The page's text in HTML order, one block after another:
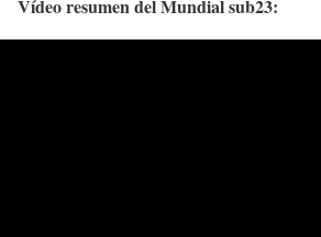
Vídeo resumen del Mundial sub23: